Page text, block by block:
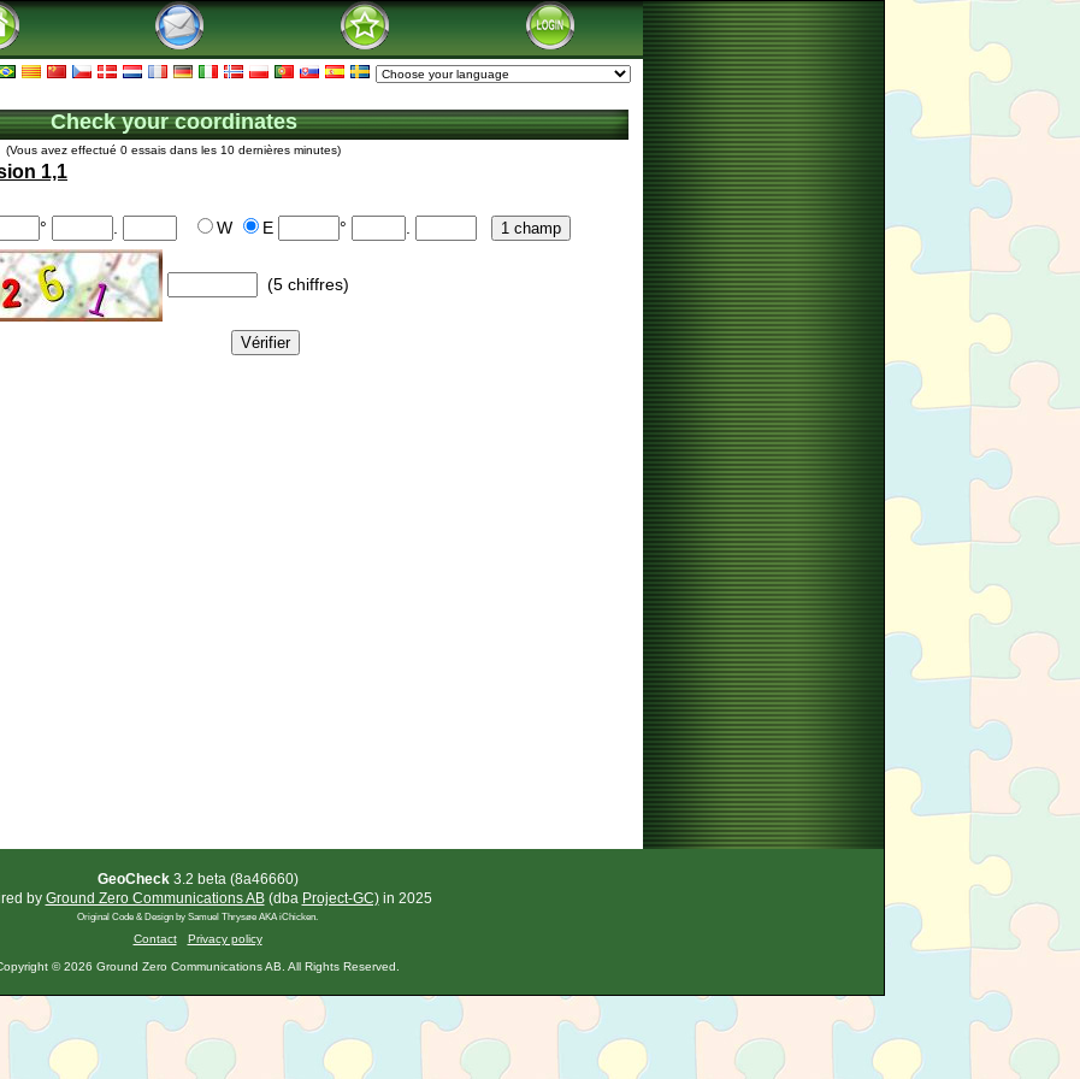
Check your coordinates
(Vous avez effectué 0 essais dans les 10 dernières minutes)
1,1
° W E °
(5 chiffres)
GeoCheck3.2 beta (8a46660)
by Ground Zero Communications AB(dba Project-GC)in 2025
Original Code & Design by Samuel Thrysøe AKA iChicken.
Contact Privacy policy
© 2026 Ground Zero Communications AB. All Rights Reserved.